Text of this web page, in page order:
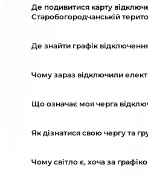
Де подивитися карту
Старобогородчанській
Де знайти графік
Чому зараз відключили
Що означає моя черга
Як дізнатися свою чергу та
Чому світло є, хоча за